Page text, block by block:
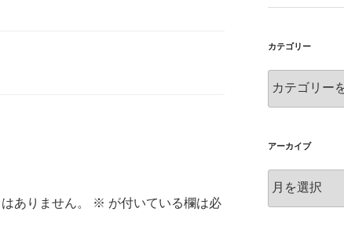
ありません。 ※ が付いている欄は必
カテゴリー
テ
ー
アーカイブ
ー